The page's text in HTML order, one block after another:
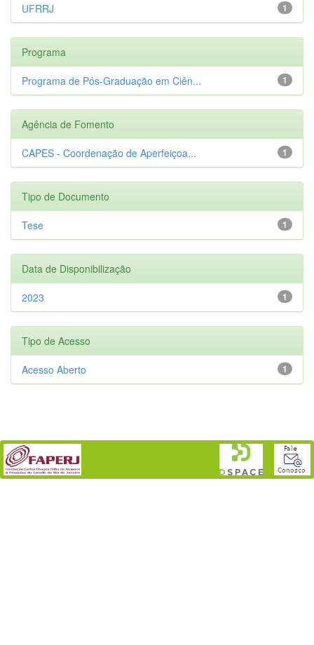
1
UFRRJ
Programa
1
Programa de Pós-Graduação em Ciên...
Agência de Fomento
1
CAPES - Coordenação de Aperfeiçoa...
Tipo de Documento
1
Tese
Data de Disponibilização
1
2023
Tipo de Acesso
1
Acesso Aberto